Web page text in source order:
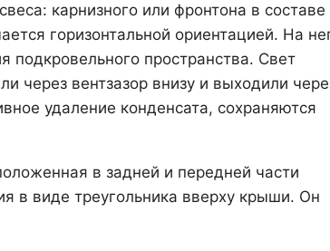
карнизного или фронтона в составе
горизонтальной ориентацией. На
подкровельного пространства. Свет
через вентзазор внизу и выходили
удаление конденсата, сохраняются
в задней и передней части
в виде треугольника вверху крыши. Он